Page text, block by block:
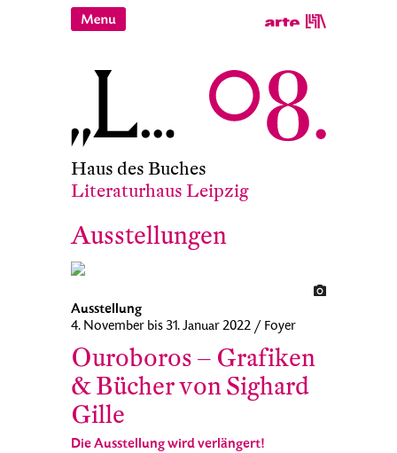
Haus des Buches
Literaturhaus Leipzig
Ausstellungen
Ausstellung
4. November bis 31. Januar 2022 / Foyer
Ouroboros – Grafiken
& Bücher von Sighard
Gille
Die Ausstellung wird verlängert!